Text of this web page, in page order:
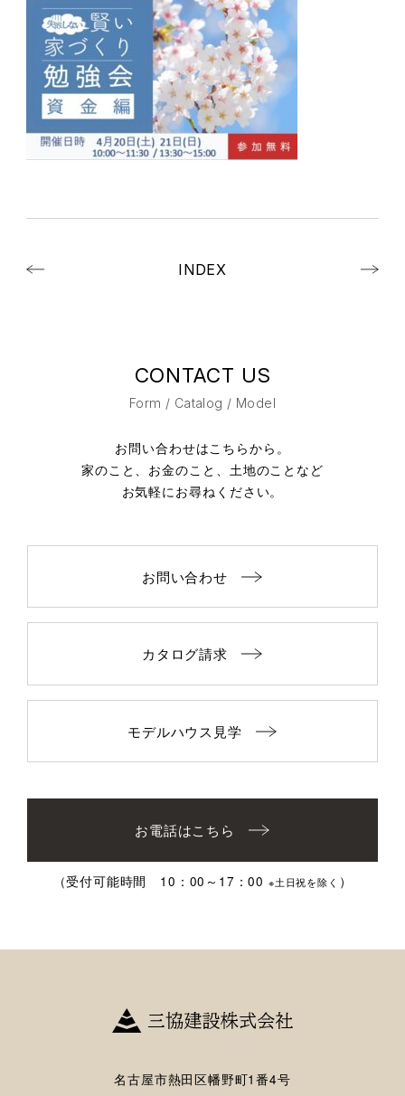
INDEX
CONTACT US
Form / Catalog / Model
お問い合わせはこちらから。
家のこと、お金のこと、土地のことなど
お気軽にお尋ねください。
お問い合わせ
カタログ請求
モデルハウス見学
お電話はこちら
（受付可能時間 10：00～17：00 ※土日祝を除く ）
名古屋市熱田区幡野町1番4号